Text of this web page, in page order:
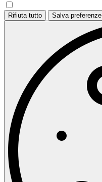
Rifiuta tutto Salva preferenze